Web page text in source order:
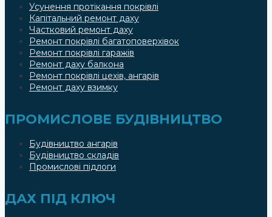
Усунення протікання покрівлі
Капітальний ремонт даху
Частковий ремонт даху
Ремонт покрівлі багатоповерхівок
Ремонт покрівлі гаражів
Ремонт даху балкона
Ремонт покрівлі цехів, ангарів
Ремонт даху взимку
ПРОМИСЛОВЕ БУДІВНИЦТВО
Будівництво ангарів
Будівництво складів
Промислові підлоги
ДАХ ПІД КЛЮЧ